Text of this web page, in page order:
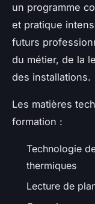
un programme
et pratique
futurs
du métier, de la
des installations.
Les matières
formation :
Technologie
thermiques
Lecture de